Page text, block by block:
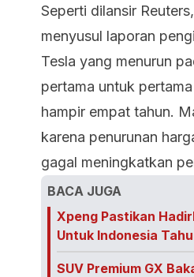
Seperti dilansir
menyusul laporan
Tesla yang menurun
pertama untuk
hampir empat tahun.
karena penurunan
gagal meningkatkan
BACA JUGA
Xpeng Pastikan
Untuk Indonesia
SUV Premium GX